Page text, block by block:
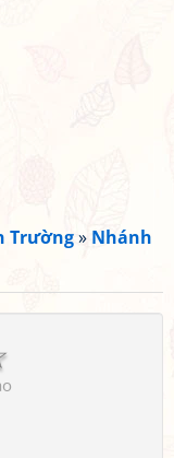
Trường» Nhánh